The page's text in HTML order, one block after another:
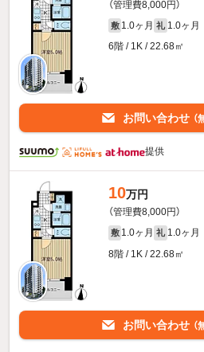
（管理費8,000円）
敷 1.0ヶ月 礼 1.0ヶ月
6階 / 1K / 22.68㎡
お問い合わせ （
提供
10万円
（管理費8,000円）
敷 1.0ヶ月 礼 1.0ヶ月
8階 / 1K / 22.68㎡
お問い合わせ （